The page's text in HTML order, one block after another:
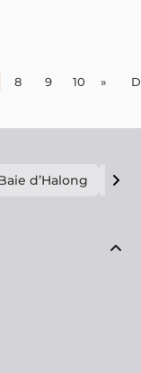
tristounette en
passer les
8 9 10 »
d’Halong E